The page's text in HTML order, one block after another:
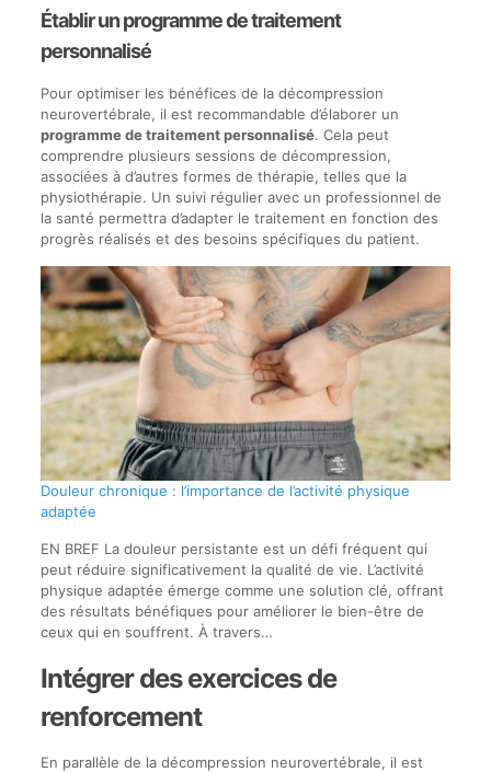
Établir un programme de traitement
personnalisé
Pour optimiser les bénéfices de la décompression
neurovertébrale, il est recommandable d’élaborer un
programme de traitement personnalisé. Cela peut
comprendre plusieurs sessions de décompression,
associées à d’autres formes de thérapie, telles que la
physiothérapie. Un suivi régulier avec un professionnel de
la santé permettra d’adapter le traitement en fonction des
progrès réalisés et des besoins spécifiques du patient.
Douleur chronique : l’importance de l’activité physique
adaptée
EN BREF La douleur persistante est un défi fréquent qui
peut réduire significativement la qualité de vie. L’activité
physique adaptée émerge comme une solution clé, offrant
des résultats bénéfiques pour améliorer le bien-être de
ceux qui en souffrent. À travers…
Intégrer des exercices de
renforcement
En parallèle de la décompression neurovertébrale, il est